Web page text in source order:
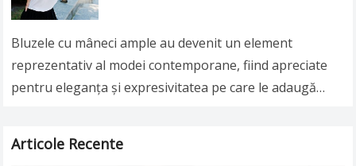
Bluzele cu mâneci ample au devenit un element
reprezentativ al modei contemporane, fiind apreciate
pentru eleganța și expresivitatea pe care le adaugă
Articole Recente